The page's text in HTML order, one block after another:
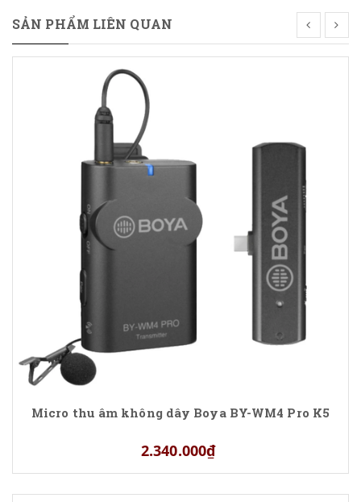
SẢN PHẨM LIÊN QUAN
Micro thu âm không dây Boya BY-WM4 Pro K5
2.340.000₫